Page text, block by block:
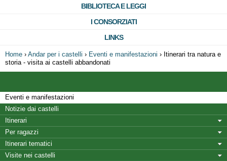
BIBLIOTECA E LEGGI
I CONSORZIATI
LINKS
Home › Andar per i castelli › Eventi e manifestazioni › Itinerari tra natura e
storia - visita ai castelli abbandonati
Eventi e manifestazioni
Notizie dai castelli
Itinerari
Per ragazzi
Itinerari tematici
Visite nei castelli